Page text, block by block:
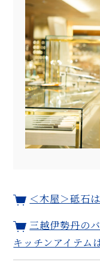
＜木屋＞砥石
三越伊勢丹の
キッチンアイテム